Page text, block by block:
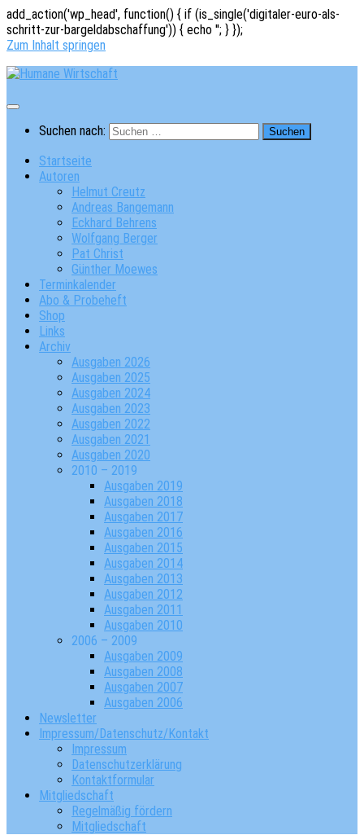
add_action('wp_head', function() { if (is_single('digitaler-euro-als-
schritt-zur-bargeldabschaffung')) { echo ''; } });
Zum Inhalt springen
Suchen nach:
Startseite
Autoren
Helmut Creutz
Andreas Bangemann
Eckhard Behrens
Wolfgang Berger
Pat Christ
Günther Moewes
Terminkalender
Abo & Probeheft
Shop
Links
Archiv
Ausgaben 2026
Ausgaben 2025
Ausgaben 2024
Ausgaben 2023
Ausgaben 2022
Ausgaben 2021
Ausgaben 2020
2010 – 2019
Ausgaben 2019
Ausgaben 2018
Ausgaben 2017
Ausgaben 2016
Ausgaben 2015
Ausgaben 2014
Ausgaben 2013
Ausgaben 2012
Ausgaben 2011
Ausgaben 2010
2006 – 2009
Ausgaben 2009
Ausgaben 2008
Ausgaben 2007
Ausgaben 2006
Newsletter
Impressum/Datenschutz/Kontakt
Impressum
Datenschutzerklärung
Kontaktformular
Mitgliedschaft
Regelmäßig fördern
Mitgliedschaft